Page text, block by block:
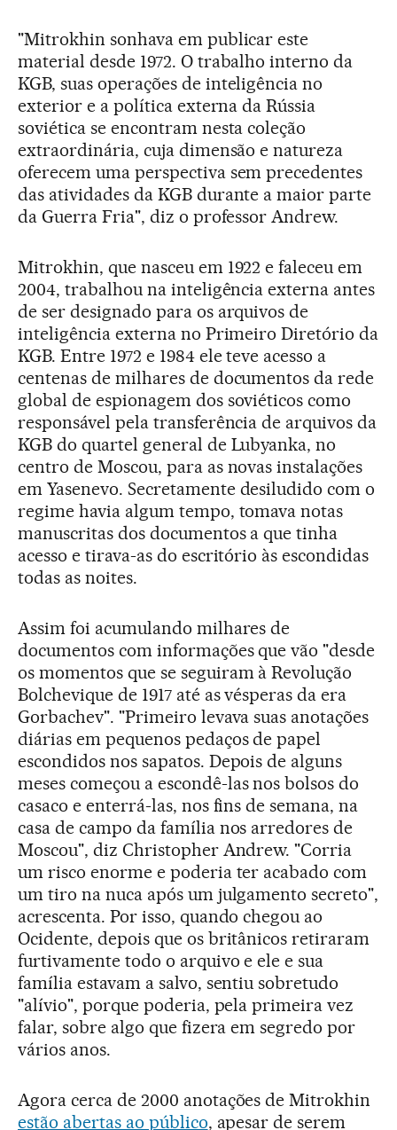
"Mitrokhin sonhava em publicar este
material desde 1972. O trabalho interno da
KGB, suas operações de inteligência no
exterior e a política externa da Rússia
soviética se encontram nesta coleção
extraordinária, cuja dimensão e natureza
oferecem uma perspectiva sem precedentes
das atividades da KGB durante a maior parte
da Guerra Fria", diz o professor Andrew.
Mitrokhin, que nasceu em 1922 e faleceu em
2004, trabalhou na inteligência externa antes
de ser designado para os arquivos de
inteligência externa no Primeiro Diretório da
KGB. Entre 1972 e 1984 ele teve acesso a
centenas de milhares de documentos da rede
global de espionagem dos soviéticos como
responsável pela transferência de arquivos da
KGB do quartel general de Lubyanka, no
centro de Moscou, para as novas instalações
em Yasenevo. Secretamente desiludido com o
regime havia algum tempo, tomava notas
manuscritas dos documentos a que tinha
acesso e tirava-as do escritório às escondidas
todas as noites.
Assim foi acumulando milhares de
documentos com informações que vão "desde
os momentos que se seguiram à Revolução
Bolchevique de 1917 até as vésperas da era
Gorbachev". "Primeiro levava suas anotações
diárias em pequenos pedaços de papel
escondidos nos sapatos. Depois de alguns
meses começou a escondê-las nos bolsos do
casaco e enterrá-las, nos fins de semana, na
casa de campo da família nos arredores de
Moscou", diz Christopher Andrew. "Corria
um risco enorme e poderia ter acabado com
um tiro na nuca após um julgamento secreto",
acrescenta. Por isso, quando chegou ao
Ocidente, depois que os britânicos retiraram
furtivamente todo o arquivo e ele e sua
família estavam a salvo, sentiu sobretudo
"alívio", porque poderia, pela primeira vez
falar, sobre algo que fizera em segredo por
vários anos.
Agora cerca de 2000 anotações de Mitrokhin
estão abertas ao público, apesar de serem